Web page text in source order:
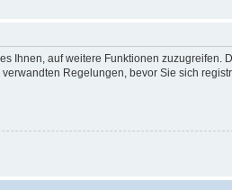
Ihnen, auf weitere Funktionen zuzugreifen.
Regelungen, bevor Sie sich